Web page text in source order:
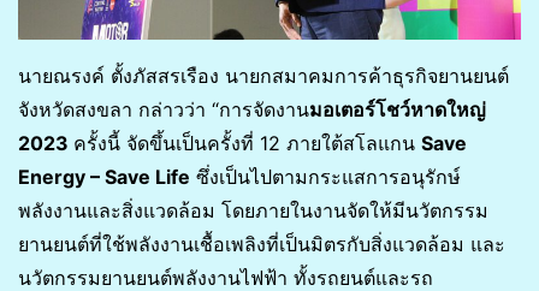
นายณรงค์ ตั้งภัสสรเรือง นายกสมาคมการค้าธุรกิจยานยนต์
จังหวัดสงขลา กล่าวว่า “การจัดงานมอเตอร์โชว์หาดใหญ่
2023 ครั้งนี้ จัดขึ้นเป็นครั้งที่ 12 ภายใต้สโลแกน Save
Energy – Save Life ซึ่งเป็นไปตามกระแสการอนุรักษ์
พลังงานและสิ่งแวดล้อม โดยภายในงานจัดให้มีนวัตกรรม
ยานยนต์ที่ใช้พลังงานเชื้อเพลิงที่เป็นมิตรกับสิ่งแวดล้อม และ
นวัตกรรมยานยนต์พลังงานไฟฟ้า ทั้งรถยนต์และรถ